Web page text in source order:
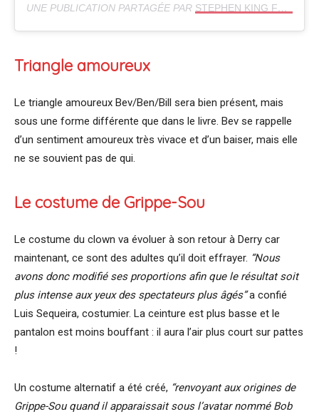
UNE PUBLICATION PARTAGÉE PAR STEPHEN KING FRANCE
Triangle amoureux
Le triangle amoureux Bev/Ben/Bill sera bien présent, mais
sous une forme différente que dans le livre. Bev se rappelle
d’un sentiment amoureux très vivace et d’un baiser, mais elle
ne se souvient pas de qui.
Le costume de Grippe-Sou
Le costume du clown va évoluer à son retour à Derry car
maintenant, ce sont des adultes qu’il doit effrayer. “Nous
avons donc modifié ses proportions afin que le résultat soit
plus intense aux yeux des spectateurs plus âgés”a confié
Luis Sequeira, costumier. La ceinture est plus basse et le
pantalon est moins bouffant : il aura l’air plus court sur pattes
!
Un costume alternatif a été créé, “renvoyant aux origines de
Grippe-Sou quand il apparaissait sous l’avatar nommé Bob